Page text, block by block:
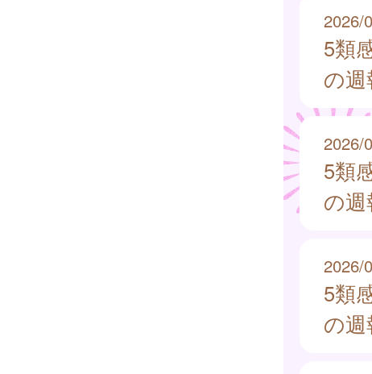
2026/
5類
の週
2026/
5類
の週
2026/
5類
の週